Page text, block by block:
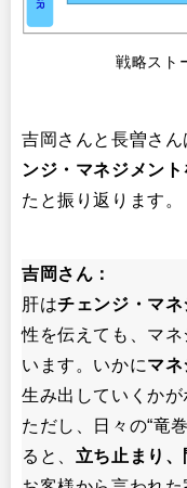
戦略スト
吉岡さんと長曽さ
ンジ・マネジメン
たと振り返ります。
吉岡さん：
肝はチェンジ・マネ
性を伝えても、マ
います。いかにマ
生み出していくかが
ただし、日々の“竜
ると、 立ち止まり